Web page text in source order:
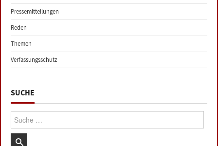
Pressemitteilungen
Reden
Themen
Verfassungsschutz
SUCHE
Suche: